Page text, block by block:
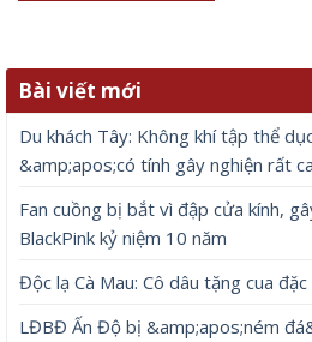
Bài viết mới
Du khách Tây: Không khí tập thể
&amp;apos;có tính gây nghiện rất
Fan cuồng bị bắt vì đập cửa kính,
BlackPink kỷ niệm 10 năm
Độc lạ Cà Mau: Cô dâu tặng cua
LĐBĐ Ấn Độ bị &amp;apos;ném